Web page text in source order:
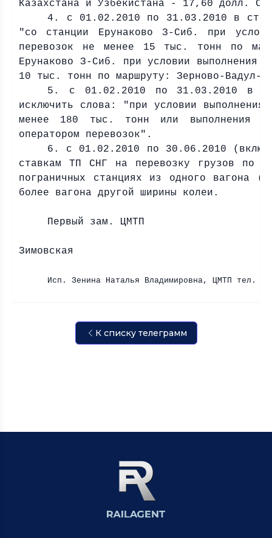
Казахстана и Узбекистана - 17,60 долл.
4. с 01.02.2010 по 31.03.2010 в
"со станции Ерунаково З-Сиб. при
перевозок не менее 15 тыс. тонн по
Ерунаково З-Сиб. при условии выполнения
10 тыс. тонн по маршруту: Зерново-Вадул-
5. с 01.02.2010 по 31.03.2010 в
исключить слова: "при условии выполнения
менее 180 тыс. тонн или выполнения
оператором перевозок".
6. с 01.02.2010 по 30.06.2010
ставкам ТП СНГ на перевозку грузов по
пограничных станциях из одного вагона
более вагона другой ширины колеи.
Первый зам. ЦМТП
Зимовская
Исп. Зенина Наталья Владимировна, ЦМТП тел.
К списку телеграмм